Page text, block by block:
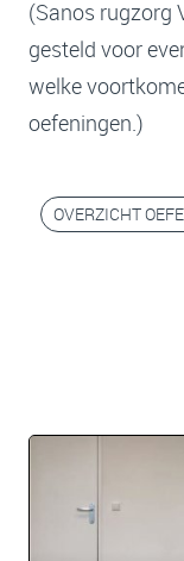
(Sanos rugzorg
gesteld voor
welke
oefeningen.)
OVERZICHT